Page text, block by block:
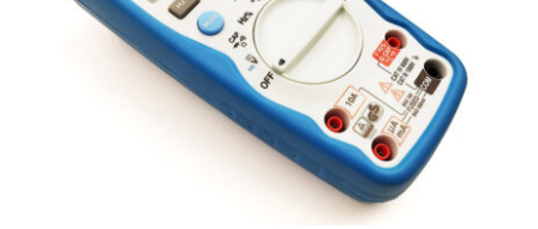
Multimeter PeakTech P 3355 digital